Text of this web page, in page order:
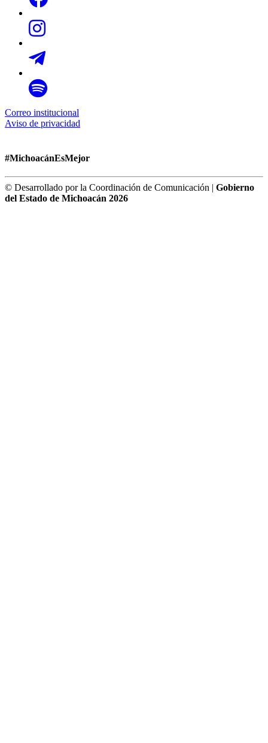
Correo institucional
Aviso de privacidad
#MichoacánEsMejor
© Desarrollado por la Coordinación de Comunicación | Gobierno
del Estado de Michoacán 2026